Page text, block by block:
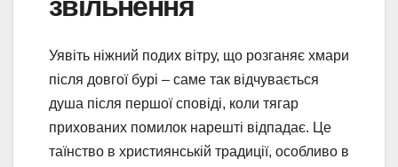
Уявіть ніжний подих вітру, що розганяє хмари
після довгої бурі – саме так відчувається
душа після першої сповіді, коли тягар
прихованих помилок нарешті відпадає. Це
таїнство в християнській традиції, особливо в